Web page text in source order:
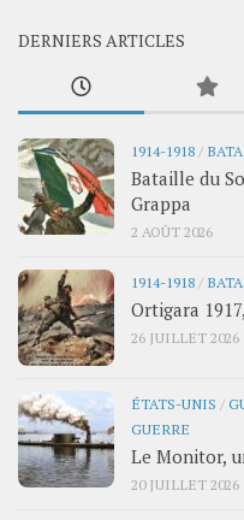
DERNIERS ARTICLES
1914-1918/
Bataille du
Grappa
2 AOÛT 2026
1914-1918/
Ortigara
26 JUILLET 2026
ÉTATS-UNIS /
GUERRE
Le Monitor,
20 JUILLET 2026